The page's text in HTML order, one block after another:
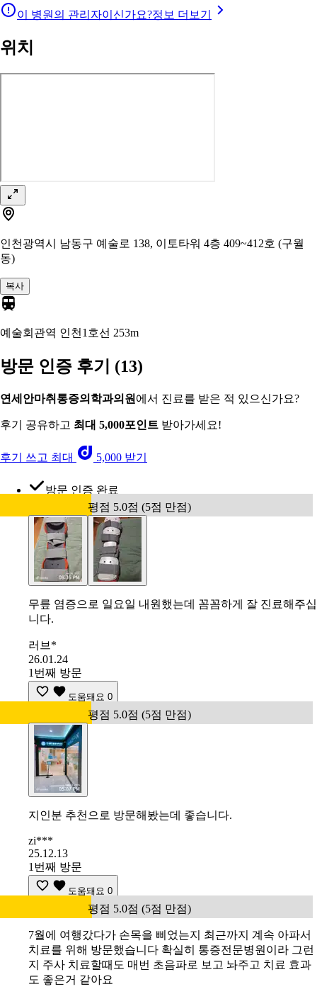
이 병원의 관리자이신가요?정보 더보기
위치
인천광역시 남동구 예술로 138, 이토타워 4층 409~412호 (구월
동)
복사
예술회관역 인천1호선 253m
방문 인증 후기 (13)
연세안마취통증의학과의원 에서 진료를 받은 적 있으신가요?
후기 공유하고 최대 5,000포인트 받아가세요!
후기 쓰고 최대 5,000 받기
방문 인증 완료
평점 5.0점 (5점 만점)
무릎 염증으로 일요일 내원했는데 꼼꼼하게 잘 진료해주십
니다.
러브*
26.01.24
1번째 방문
도움돼요 0
평점 5.0점 (5점 만점)
지인분 추천으로 방문해봤는데 좋습니다.
zi***
25.12.13
1번째 방문
도움돼요 0
평점 5.0점 (5점 만점)
7월에 여행갔다가 손목을 삐었는지 최근까지 계속 아파서
치료를 위해 방문했습니다 확실히 통증전문병원이라 그런
지 주사 치료할때도 매번 초음파로 보고 놔주고 치료 효과
도 좋은거 같아요